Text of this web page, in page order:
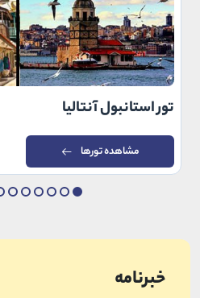
تور استانبول آنتالیا
مشاهده تورها
خبرنامه